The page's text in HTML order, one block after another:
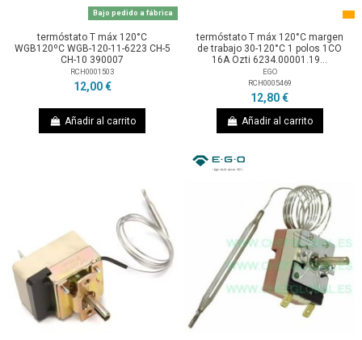
Bajo pedido a fábrica
termóstato T máx 120°C
WGB120ºC WGB-120-11-6223 CH-5
CH-10 390007
RCH0001503
12,00 €
Añadir al carrito
termóstato T máx 120°C margen
de trabajo 30-120°C 1 polos 1CO
16A Ozti 6234.00001.19...
EGO
RCH0005469
12,80 €
Añadir al carrito